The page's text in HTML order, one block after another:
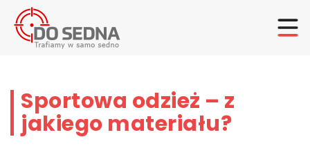
Sportowa odzież – z
jakiego materiału?